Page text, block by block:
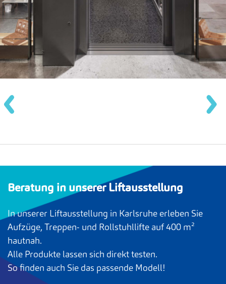
Beratung in unserer Liftausstellung
In unserer Liftausstellung in Karlsruhe erleben Sie
Aufzüge, Treppen- und Rollstuhllifte auf 400 m²
hautnah.
Alle Produkte lassen sich direkt testen.
So finden auch Sie das passende Modell!